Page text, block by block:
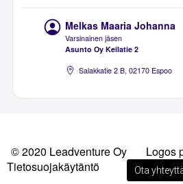
Melkas Maaria Johanna
Varsinainen jäsen
Asunto Oy Keilatie 2
Salakkatie 2 B, 02170 Espoo
© 2020 Leadventure Oy
Logos
Tietosuojakäytäntö
Ota